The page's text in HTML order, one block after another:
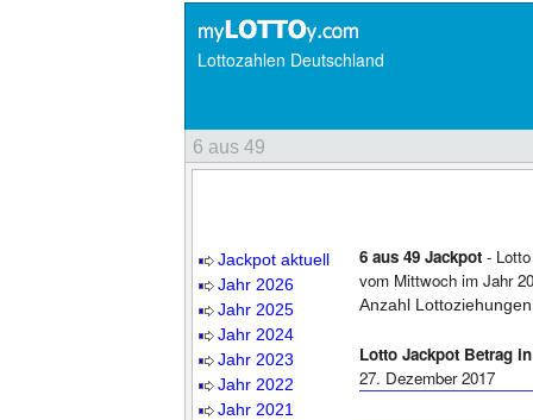
Lottozahlen Deutschland
6 aus 49
Jackpot aktuell
Jahr 2026
Jahr 2025
Jahr 2024
Jahr 2023
Jahr 2022
Jahr 2021
6 aus 49 Jackpot -
vom Mittwoch im Jahr
Anzahl
Lotto Jackpot Betrag
27. Dezember 2017